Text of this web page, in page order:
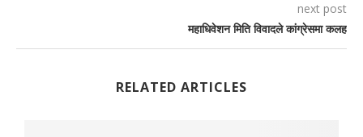
next post
महाधिवेशन मिति विवादले कांग्रेसमा कलह
RELATED ARTICLES